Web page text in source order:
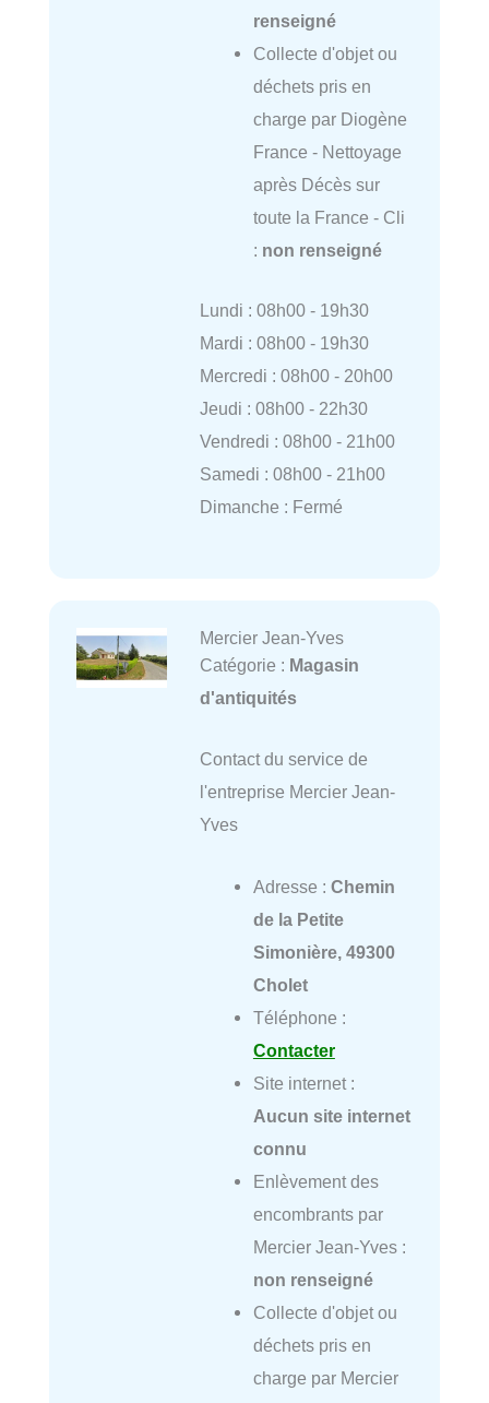
renseigné
Collecte d'objet ou
déchets pris en
charge par Diogène
France - Nettoyage
après Décès sur
toute la France - Cli
: non renseigné
Lundi : 08h00 - 19h30
Mardi : 08h00 - 19h30
Mercredi : 08h00 - 20h00
Jeudi : 08h00 - 22h30
Vendredi : 08h00 - 21h00
Samedi : 08h00 - 21h00
Dimanche : Fermé
Mercier Jean-Yves
Catégorie : Magasin
d'antiquités
Contact du service de
l'entreprise Mercier Jean-
Yves
Adresse : Chemin
de la Petite
Simonière, 49300
Cholet
Téléphone :
Contacter
Site internet :
Aucun site internet
connu
Enlèvement des
encombrants par
Mercier Jean-Yves :
non renseigné
Collecte d'objet ou
déchets pris en
charge par Mercier